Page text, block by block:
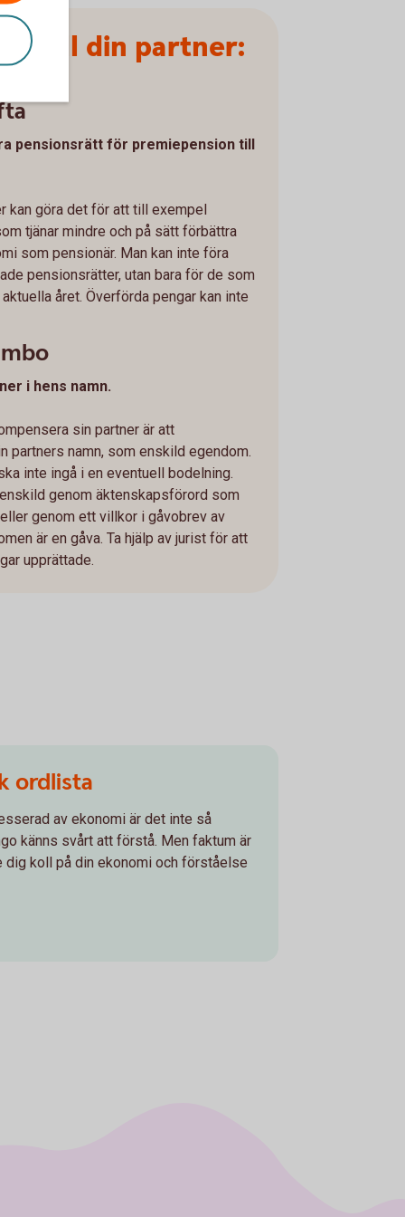
till din partner:
pensionsrätt för premiepension till
kan göra det för att till exempel
tjänar mindre och på sätt förbättra
som pensionär. Man kan inte föra
pensionsrätter, utan bara för de som
året. Överförda pengar kan inte
i hens namn.
sin partner är att
partners namn, som enskild egendom.
inte ingå i en eventuell bodelning.
genom äktenskapsförord som
genom ett villkor i gåvobrev av
är en gåva. Ta hjälp av jurist för att
upprättade.
ordlista
av ekonomi är det inte så
känns svårt att förstå. Men faktum är
dig koll på din ekonomi och förståelse